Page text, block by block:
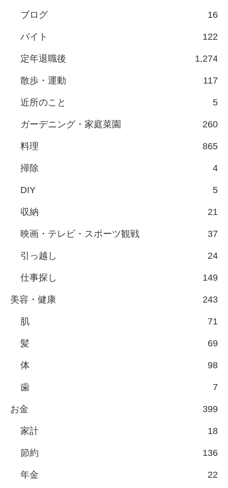
ブログ 16
バイト 122
定年退職後 1,274
散歩・運動 117
近所のこと 5
ガーデニング・家庭菜園 260
料理 865
掃除 4
DIY 5
収納 21
映画・テレビ・スポーツ観戦 37
引っ越し 24
仕事探し 149
美容・健康 243
肌 71
髪 69
体 98
歯 7
お金 399
家計 18
節約 136
年金 22